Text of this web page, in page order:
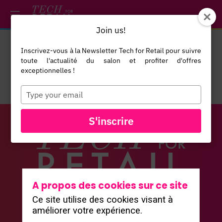
contenu
Le salon
A propos des cookies sur ce site
Ce site utilise des cookies visant à
améliorer votre expérience.
*/
Join us!
Inscrivez-vous à la Newsletter Tech for Retail pour suivre
toute l'actualité du salon et profiter d'offres
exceptionnelles !
Type
your
email
S'inscrire